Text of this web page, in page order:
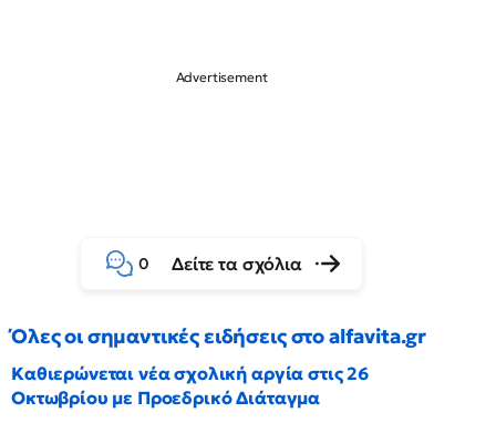
0 Δείτε τα σχόλια
Όλες οι σημαντικές ειδήσεις στο alfavita.gr
Καθιερώνεται νέα σχολική αργία στις 26
Οκτωβρίου με Προεδρικό Διάταγμα